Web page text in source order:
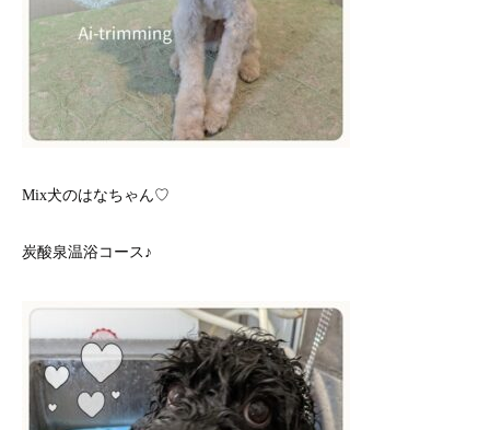
Mix犬のはなちゃん♡
炭酸泉温浴コース♪